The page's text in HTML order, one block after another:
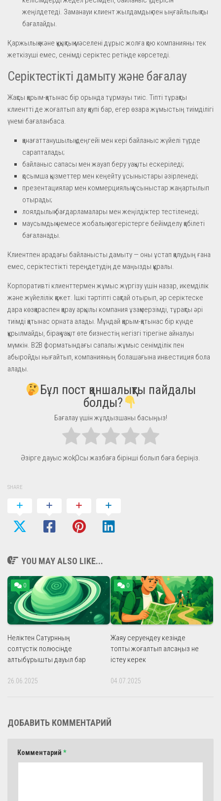
жеңілдетеді. Заманауи клиент жылдамдық пен ыңғайлылықты
бағалайды.
Қаржылық және құқықтық мәселені дұрыс жолға қою компанияны тек
жеткізуші емес, сенімді серіктес ретінде көрсетеді.
Серіктестікті дамыту және бағалау
Жақсы қарым-қатынас бір орында тұрмауы тиіс. Тіпті тұрақты
клиентті де жоғалтып алу қаупі бар, егер өзара жұмыстың тиімділігі
үнемі бағаланбаса.
қанағаттанушылық деңгейі мен кері байланыс жүйелі түрде
сарапталады;
байланыс сапасы мен жауап беру уақыты ескеріледі;
қосымша қызметтер мен кеңейту ұсыныстары әзірленеді;
презентациялар мен коммерциялық ұсыныстар жаңартылып
отырады;
лоялдылық бағдарламалары мен жеңілдіктер тестіленеді;
маусымдық немесе жобалық өзгерістерге бейімделу қабілеті
бағаланады.
Клиентпен арадағы байланысты дамыту — оны ұстап қалудың ғана
емес, серіктестікті тереңдетудің де маңызды құралы.
Корпоративті клиенттермен жұмыс жүргізу үшін назар, икемділік
және жүйелілік қажет. Ішкі тәртіпті сақтай отырып, әр серіктеске
дара көзқараспен қарау арқылы компания ұзақмерзімді, тұрақты әрі
тиімді қатынас орната алады. Мұндай қарым-қатынас бір күнде
құрылмайды, бірақ уақыт өте бизнестің негізгі тірегіне айналуы
мүмкін. B2B форматындағы сапалы жұмыс сенімділік пен
абыройды нығайтып, компанияның болашағына инвестиция бола
алады.
Бұл пост қаншалықты пайдалы
болды?
Бағалау үшін жұлдызшаны басыңыз!
Әзірге дауыс жоқ! Осы жазбаға бірінші болып баға беріңіз.
SHARE
YOU MAY ALSO LIKE...
0
Неліктен Сатурнның
солтүстік полюсінде
алтыбұрышты дауыл бар
26.06.2025
0
Жаяу серуендеу кезінде
топты жоғалтып алсаңыз не
істеу керек
04.07.2025
ДОБАВИТЬ КОММЕНТАРИЙ
Комментарий *